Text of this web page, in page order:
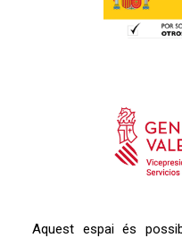
Aquest espai és